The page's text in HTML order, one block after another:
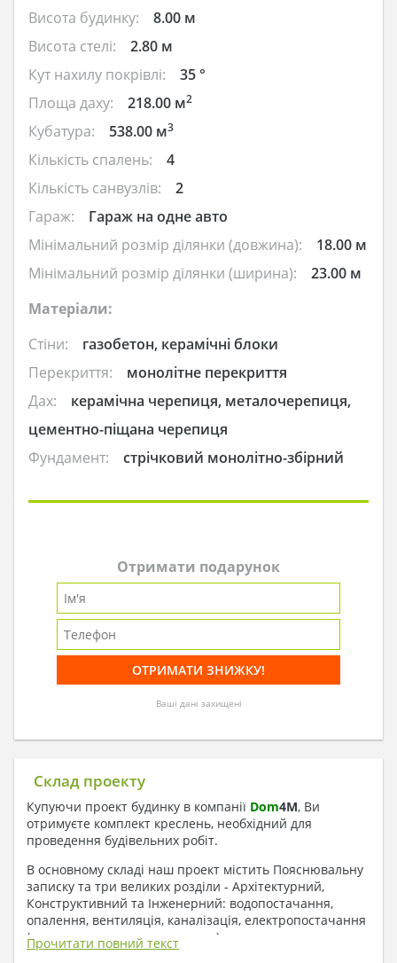
Висота будинку:
8.00 м
Висота стелі:
2.80 м
Кут нахилу покрівлі:
35 °
Площа даху:
218.00 м2
Кубатура: 538.00 м3
Кількість спалень:
4
Кількість санвузлів:
2
Гараж:
Гараж на одне авто
Мінімальний розмір ділянки (довжина):
18.00 м
Мінімальний розмір ділянки (ширина):
23.00 м
Матеріали:
Стіни:
газобетон, керамічні блоки
Перекриття:
монолітне перекриття
Дах:
керамічна черепиця, металочерепиця,
цементно-піщана черепиця
Фундамент:
стрічковий монолітно-збірний
Отримати подарунок
Ваші дані захищені
Склад проекту
Купуючи проект будинку в компанії Dom4M, Ви
отримуєте комплект креслень, необхідний для
проведення будівельних робіт.
В основному складі наш проект містить Пояснювальну
записку та три великих розділи - Архітектурний,
Конструктивний та Інженерний: водопостачання,
опалення, вентиляція, каналізація, електропостачання
( купується за додаткову плату ).
Прочитати повний текст